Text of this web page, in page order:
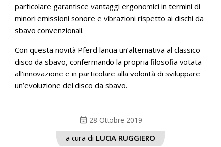
particolare garantisce vantaggi ergonomici in termini di
minori emissioni sonore e vibrazioni rispetto ai dischi da
sbavo convenzionali.
Con questa novità Pferd lancia un’alternativa al classico
disco da sbavo, confermando la propria filosofia votata
all’innovazione e in particolare alla volontà di sviluppare
un’evoluzione del disco da sbavo.
calendar_month 28 Ottobre 2019
a cura di LUCIA RUGGIERO